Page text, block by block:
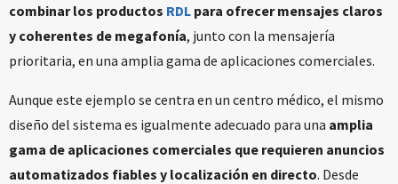
combinar los productos RDL para ofrecer mensajes claros
y coherentes de megafonía, junto con la mensajería
prioritaria, en una amplia gama de aplicaciones comerciales.
Aunque este ejemplo se centra en un centro médico, el mismo
diseño del sistema es igualmente adecuado para una amplia
gama de aplicaciones comerciales que requieren anuncios
automatizados fiables y localización en directo. Desde